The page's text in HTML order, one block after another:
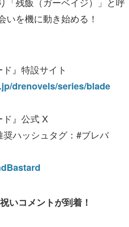
いを機に動き始める！
』特設サイト
drenovels/series/blade
』公式 X
ハッシュタグ：#ブレバ
いコメントが到着！